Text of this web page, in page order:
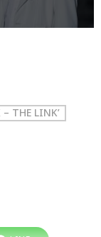
THE LINK’